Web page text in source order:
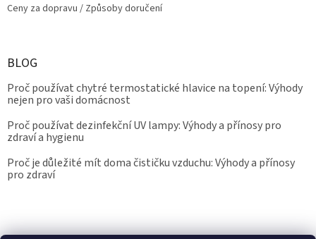
Ceny za dopravu / Způsoby doručení
BLOG
Proč používat chytré termostatické hlavice na topení: Výhody
nejen pro vaši domácnost
Proč používat dezinfekční UV lampy: Výhody a přínosy pro
zdraví a hygienu
Proč je důležité mít doma čističku vzduchu: Výhody a přínosy
pro zdraví